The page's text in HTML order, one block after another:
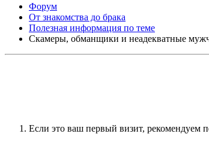
Форум
От знакомства до брака
Полезная информация по теме
Скамеры, обманщики и неадекватные
Если это ваш первый визит, рекомендуем